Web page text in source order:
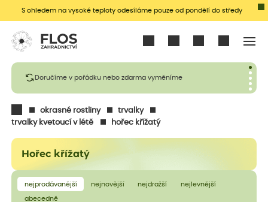
S ohledem na vysoké teploty odesíláme pouze od pondělí do středy
Doručíme v pořádku nebo zdarma vyměníme
okrasné rostliny
trvalky
trvalky kvetoucí v létě
hořec křížatý
Hořec křížatý
nejprodávanější nejnovější nejdražší nejlevnější
abecedně